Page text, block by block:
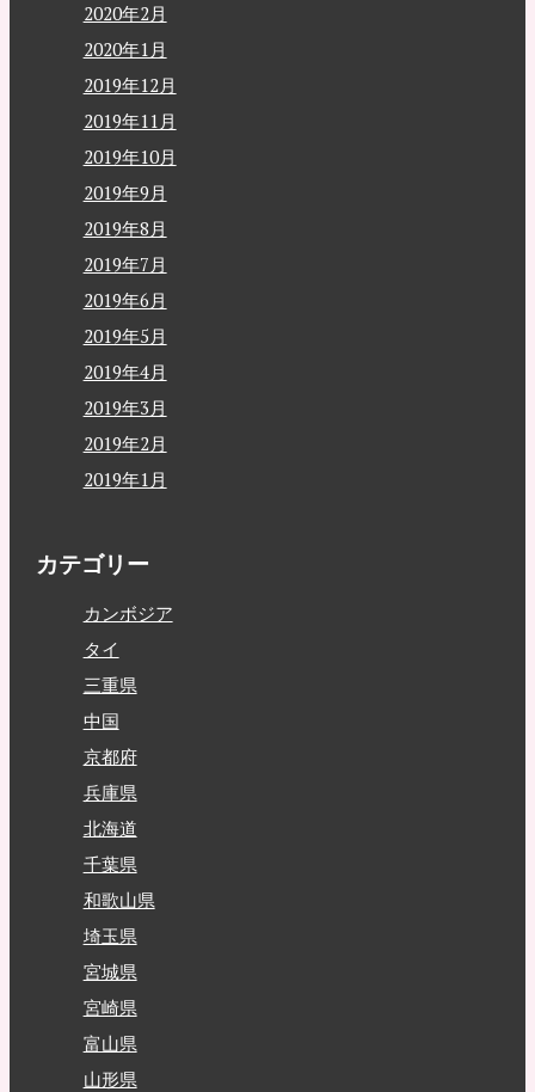
2020年2月
2020年1月
2019年12月
2019年11月
2019年10月
2019年9月
2019年8月
2019年7月
2019年6月
2019年5月
2019年4月
2019年3月
2019年2月
2019年1月
カテゴリー
カンボジア
タイ
三重県
中国
京都府
兵庫県
北海道
千葉県
和歌山県
埼玉県
宮城県
宮崎県
富山県
山形県